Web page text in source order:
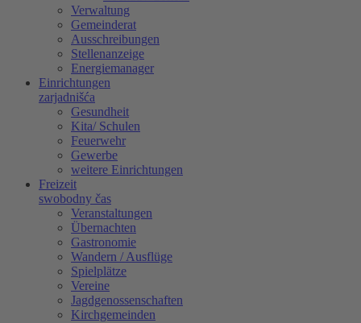
Verwaltung
Gemeinderat
Ausschreibungen
Stellenanzeige
Energiemanager
Einrichtungen
zarjadnišća
Gesundheit
Kita/ Schulen
Feuerwehr
Gewerbe
weitere Einrichtungen
Freizeit
swobodny čas
Veranstaltungen
Übernachten
Gastronomie
Wandern / Ausflüge
Spielplätze
Vereine
Jagdgenossenschaften
Kirchgemeinden